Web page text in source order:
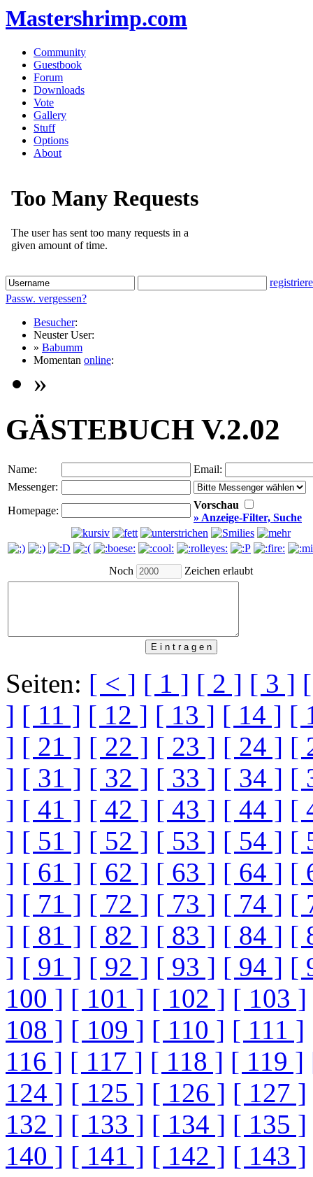
Mastershrimp.com
Community
Guestbook
Forum
Downloads
Vote
Gallery
Stuff
Options
About
Passw. vergessen?
Besucher:
Neuster User:
» Babumm
Momentan online:
»
GÄSTEBUCH V.2.02
Name:
Email:
Messenger:
Homepage:
Vorschau
» Anzeige-Filter, Suche
Noch Zeichen erlaubt
Seiten: [ < ] [ 1 ] [ 2 ] [ 3 ]
] [ 11 ] [ 12 ] [ 13 ] [ 14 ] [
] [ 21 ] [ 22 ] [ 23 ] [ 24 ] [
] [ 31 ] [ 32 ] [ 33 ] [ 34 ] [
] [ 41 ] [ 42 ] [ 43 ] [ 44 ] [
] [ 51 ] [ 52 ] [ 53 ] [ 54 ] [
] [ 61 ] [ 62 ] [ 63 ] [ 64 ] [
] [ 71 ] [ 72 ] [ 73 ] [ 74 ] [
] [ 81 ] [ 82 ] [ 83 ] [ 84 ] [
] [ 91 ] [ 92 ] [ 93 ] [ 94 ] [
100 ] [ 101 ] [ 102 ] [ 103 ]
108 ] [ 109 ] [ 110 ] [ 111 ]
116 ] [ 117 ] [ 118 ] [ 119 ]
124 ] [ 125 ] [ 126 ] [ 127 ]
132 ] [ 133 ] [ 134 ] [ 135 ]
140 ] [ 141 ] [ 142 ] [ 143 ]